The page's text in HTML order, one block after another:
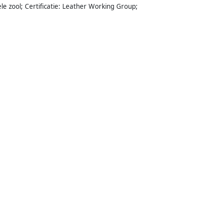
zool; Certificatie: Leather Working Group;